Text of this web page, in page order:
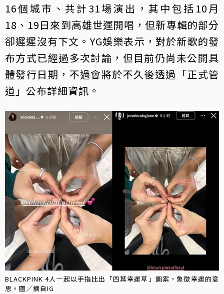
16個城市、共計31場演出，其中包括10月
18、19日來到高雄世運開唱，但新專輯的部分
卻遲遲沒有下文。YG娛樂表示，對於新歌的發
布方式已經過多次討論，但目前仍尚未公開具
體發行日期，不過會將於不久後透過「正式管
道」公布詳細資訊。
BLACKPINK 4人一起以手指比出「四葉幸運草」圖案，象徵幸運的意
思。圖／摘自IG